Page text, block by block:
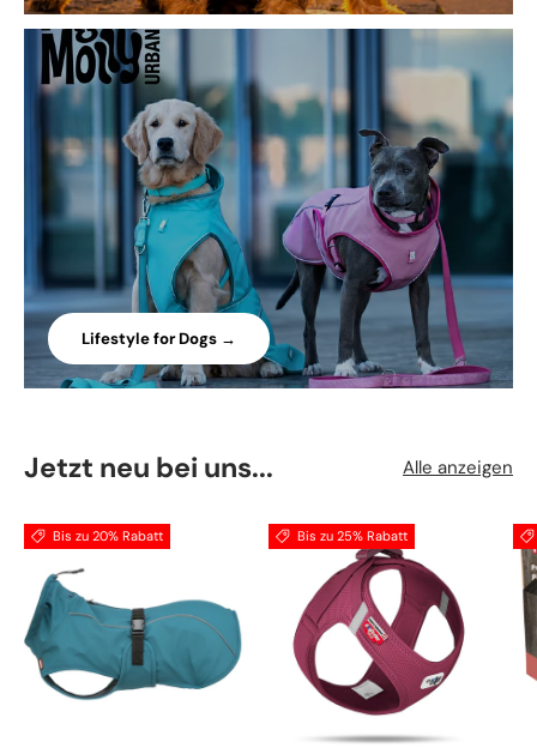
Lifestyle for Dogs →
Jetzt neu bei uns... Alle anzeigen
Bis zu 20% Rabatt Bis zu 25% Rabatt